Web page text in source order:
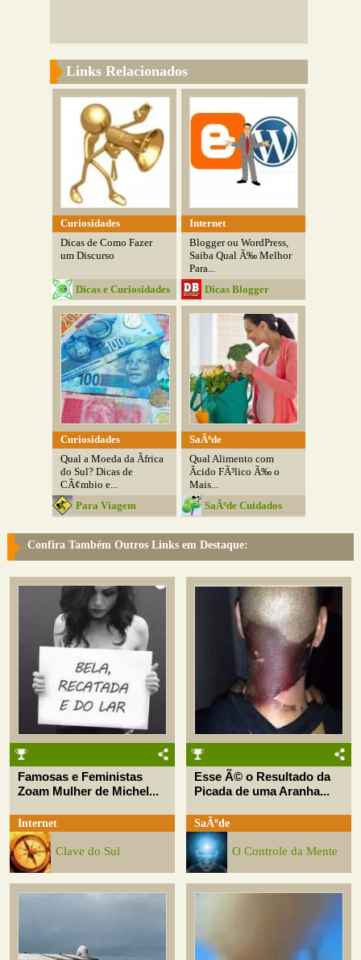
Links Relacionados
Curiosidades
Dicas de Como Fazer
um Discurso
Dicas e Curiosidades
Internet
Blogger ou WordPress,
Saiba Qual Ã‰ Melhor
Para...
Dicas Blogger
Curiosidades
Qual a Moeda da Ãfrica
do Sul? Dicas de
CÃ¢mbio e...
Para Viagem
SaÃºde
Qual Alimento com
Ãcido FÃ³lico Ã‰ o
Mais...
SaÃºde Cuidados
Confira Também Outros Links em Destaque:
Famosas e Feministas
Zoam Mulher de Michel...
Internet
Clave do Sul
Esse Ã© o Resultado da
Picada de uma Aranha...
SaÃºde
O Controle da Mente